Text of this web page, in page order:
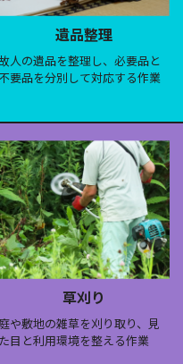
遺品整理
人の遺品を整理し、必要品と
要品を分別して対応する作業
草刈り
庭や敷地の雑草を刈り取り、見
た目と利用環境を整える作業